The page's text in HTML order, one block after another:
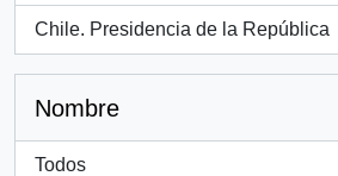
Chile. Presidencia de la República
, 1 resultados
Nombre
Todos